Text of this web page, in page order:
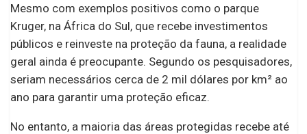
Mesmo com exemplos positivos como o parque
Kruger, na África do Sul, que recebe investimentos
públicos e reinveste na proteção da fauna, a realidade
geral ainda é preocupante. Segundo os pesquisadores,
seriam necessários cerca de 2 mil dólares por km² ao
ano para garantir uma proteção eficaz.
No entanto, a maioria das áreas protegidas recebe até